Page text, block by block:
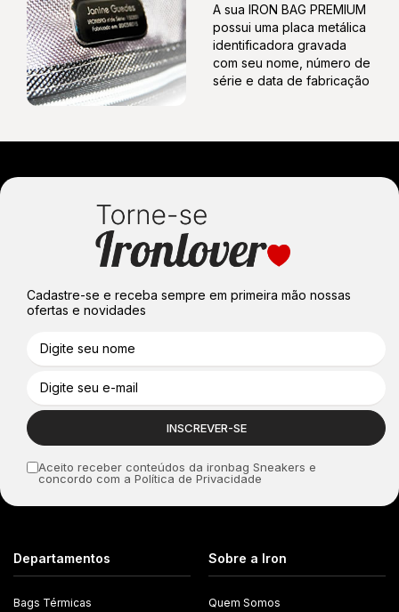
A sua IRON BAG PREMIUM
possui uma placa metálica
identificadora gravada
com seu nome, número de
série e data de fabricação
Cadastre-se e receba sempre em primeira mão nossas
ofertas e novidades
Aceito receber conteúdos da ironbag Sneakers e
concordo com a Política de Privacidade
Departamentos
Bags Térmicas
Sobre a Iron
Quem Somos